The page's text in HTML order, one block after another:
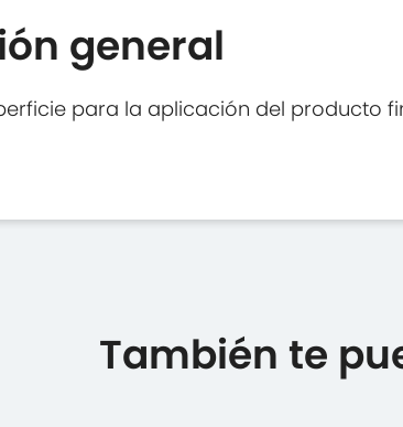
general
para la aplicación del producto
También te